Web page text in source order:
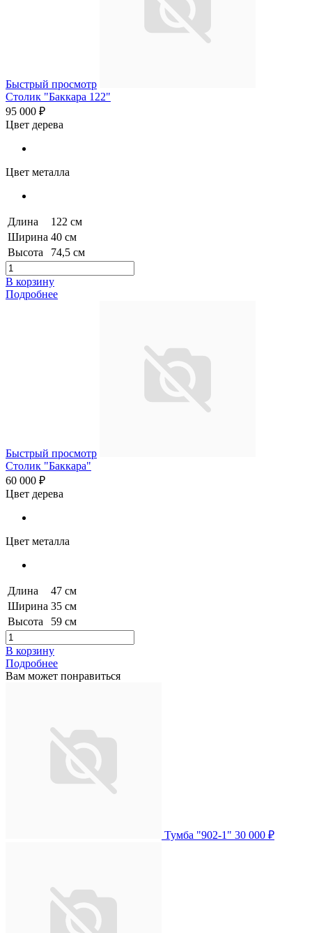
Быстрый просмотр
Столик "Баккара 122"
95 000 ₽
Цвет дерева
Цвет металла
Длина
122 см
Ширина 40 см
Высота
74,5 см
В корзину
Подробнее
Быстрый просмотр
Столик "Баккара"
60 000 ₽
Цвет дерева
Цвет металла
Длина
47 см
Ширина 35 см
Высота
59 см
В корзину
Подробнее
Вам может понравиться
Тумба "902-1" 30 000 ₽